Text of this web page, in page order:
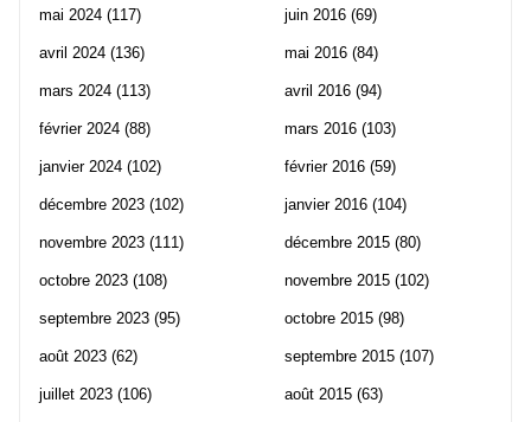
mai 2024 (117)
avril 2024 (136)
mars 2024 (113)
février 2024 (88)
janvier 2024 (102)
décembre 2023 (102)
novembre 2023 (111)
octobre 2023 (108)
septembre 2023 (95)
août 2023 (62)
juillet 2023 (106)
juin 2016 (69)
mai 2016 (84)
avril 2016 (94)
mars 2016 (103)
février 2016 (59)
janvier 2016 (104)
décembre 2015 (80)
novembre 2015 (102)
octobre 2015 (98)
septembre 2015 (107)
août 2015 (63)